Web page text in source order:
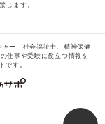
じます。
ー、社会福祉士、精神保健
仕事や受験に役立つ情報を
です。